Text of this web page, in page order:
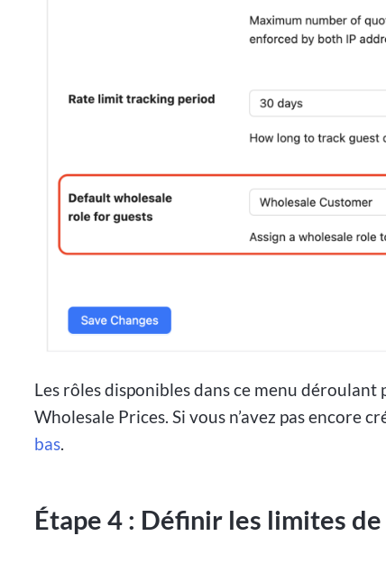
Les rôles disponibles dans ce menu
Wholesale Prices. Si vous n’avez pas encore
bas.
Étape 4 : Définir les limites